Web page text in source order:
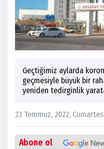
Geçtiğimiz aylarda
geçmesiyle büyük bir
yeniden tedirginlik
23 Temmuz, 2022,
Abone ol